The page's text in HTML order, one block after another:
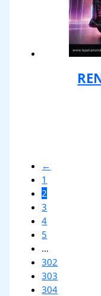
←
1
2
3
4
5
…
302
303
304